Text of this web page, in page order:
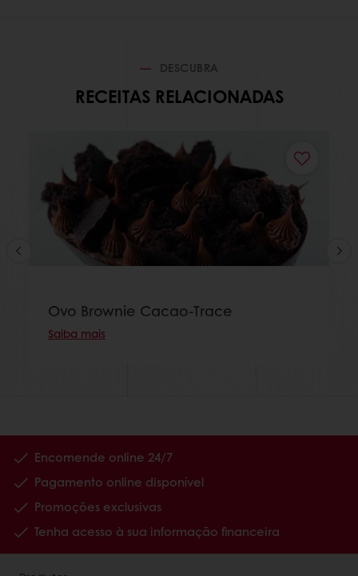
DESCUBRA
RECEITAS RELACIONADAS
Ovo Brownie Cacao-Trace
Saiba mais
Encomende online 24/7
Pagamento online disponível
Promoções exclusivas
Tenha acesso à sua informação financeira